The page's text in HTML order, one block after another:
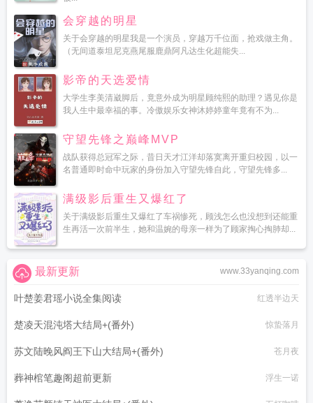
会穿越的明星
关于会穿越的明星我是一个演员，穿越万千位面，抢戏做主角。
（无间道泰坦尼克燕尾服鹿鼎阿凡达生化超能失...
影帝的天选爱情
大学生李美清崴脚后，竟意外成为明星顾纯熙的助理？遇见你是
我人生中最幸福的事。冷傲娱乐女神沐婷婷童年竟有不为...
守望先锋之巅峰MVP
战队获得总冠军之际，昔日天才江洋却落寞离开重归校园，以一
名普通即时命中玩家的身份加入守望先锋自此，守望先锋多...
满级影后重生又爆红了
关于满级影后重生又爆红了车祸惨死，顾浅怎么也没想到还能重
生再活一次前半生，她和温婉的母亲一样为了顾家掏心掏肺却...
www.33yanqing.com
最新更新
叶楚姜君瑶小说全集阅读 红透半边天
楚凌天混沌塔大结局+(番外) 惊蛰落月
苏文陆晚风阎王下山大结局+(番外) 苍月夜
葬神棺笔趣阁超前更新 浮生一诺